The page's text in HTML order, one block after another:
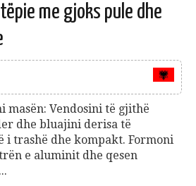
me gjoks pule dhe
masën: Vendosini të gjithë
dhe bluajini derisa të
i trashë dhe kompakt. Formoni
e aluminit dhe qesen